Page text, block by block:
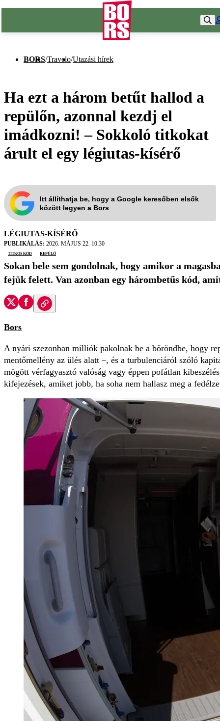
BORS/Travelo/Utazási hírek
Ha ezt a három betűt hallod a
repülőn, azonnal kezdj el
imádkozni! – Sokkoló titkokat
árult el egy légiutas-kísérő
Itt állíthatja be, hogy a Google keresőben elsők
között legyen a Bors
LÉGIUTAS-KÍSÉRŐ
PUBLIKÁLÁS: 2026. MÁJUS 22. 10:30
titkos kód
repülő
Sokan bele sem gondolnak, hogy amikor a
fejük felett. Van azonban egy hárombetűs kód,
Bors
A nyári szezonban milliók pakolnak be a bőröndbe, hogy
mentőmellény az ülés alatt –, és a turbulenciáról szóló
mögött vérfagyasztó valóság vagy éppen pofátlan
kifejezések, amiket jobb, ha soha nem hallasz meg a